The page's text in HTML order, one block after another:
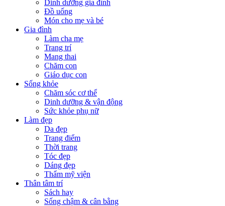
Dinh dưỡng gia đình
Đồ uống
Món cho mẹ và bé
Gia đình
Làm cha mẹ
Trang trí
Mang thai
Chăm con
Giáo dục con
Sống khỏe
Chăm sóc cơ thể
Dinh dưỡng & vận động
Sức khỏe phụ nữ
Làm đẹp
Da đẹp
Trang điểm
Thời trang
Tóc đẹp
Dáng đẹp
Thẩm mỹ viện
Thân tâm trí
Sách hay
Sống chậm & cân bằng